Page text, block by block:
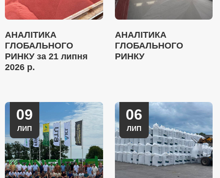
АНАЛІТИКА
ГЛОБАЛЬНОГО
РИНКУ за 21 липня
2026 р.
АНАЛІТИКА
ГЛОБАЛЬНОГО
РИНКУ
09
ЛИП
06
ЛИП